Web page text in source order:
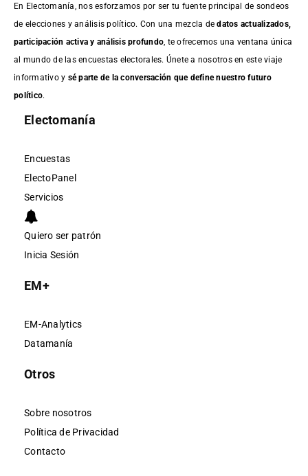
En Electomanía, nos esforzamos por ser tu fuente principal de sondeos
de elecciones y análisis político. Con una mezcla dedatos actualizados,
participación activa y análisis profundo , te ofrecemos una ventana única
al mundo de las encuestas electorales. Únete a nosotros en este viaje
informativo y sé parte de la conversación que define nuestro futuro
político.
Electomanía
Encuestas
ElectoPanel
Servicios
Quiero ser patrón
Inicia Sesión
EM+
EM-Analytics
Datamanía
Otros
Sobre nosotros
Política de Privacidad
Contacto